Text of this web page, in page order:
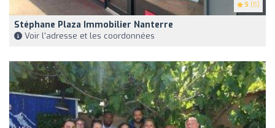
5 (5)
Stéphane Plaza Immobilier Nanterre
Voir l'adresse et les coordonnées